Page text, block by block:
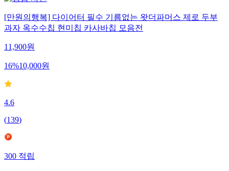
[만원의행복] 다이어터 필수 기름없는 왓더파머스 제로 두부
과자 옥수수칩 현미칩 카사바칩 모음전
11,900원
16%10,000원
4.6
(139)
300 적립